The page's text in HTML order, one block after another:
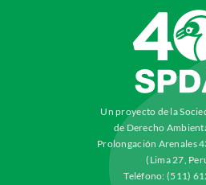
Un proyecto de la
de Derecho
Prolongación Arenales
(Lima 27,
Teléfono: (511)